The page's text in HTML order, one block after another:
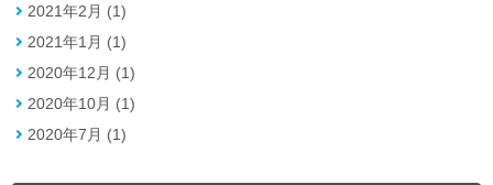
2021年2月 (1)
2021年1月 (1)
2020年12月 (1)
2020年10月 (1)
2020年7月 (1)